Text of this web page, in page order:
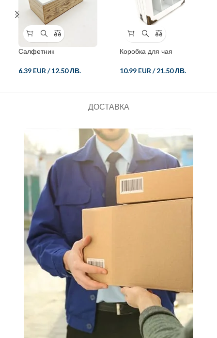
Салфетник
6.39 EUR /12.50 ЛВ.
Коробка для чая
10.99 EUR /21.50 ЛВ.
ДОСТАВКА